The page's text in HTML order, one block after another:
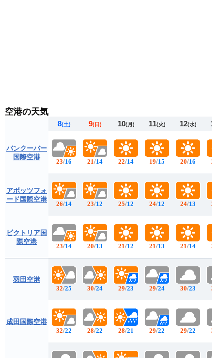
空港の天気
バンクーバー
国際空港
アボッツフォ
ード国際空港
ビクトリア国
際空港
羽田空港
成田国際空港
8(土)
23/16
26/14
23/14
32/25
32/22
9(日)
21/14
23/12
20/13
30/24
28/22
10(月)
22/14
25/12
21/12
29/23
28/21
11(火)
19/15
24/12
21/13
29/24
29/22
12(水)
20/16
24/13
21/14
30/23
29/22